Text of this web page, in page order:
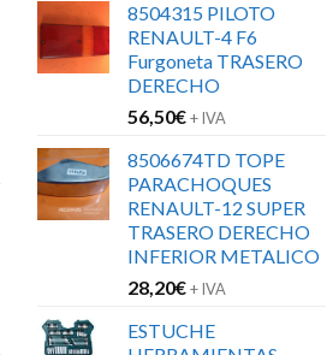
8504315 PILOTO
RENAULT-4 F6
Furgoneta TRASERO
DERECHO
56,50€+ IVA
8506674TD TOPE
PARACHOQUES
RENAULT-12 SUPER
TRASERO DERECHO
INFERIOR METALICO
28,20€+ IVA
ESTUCHE